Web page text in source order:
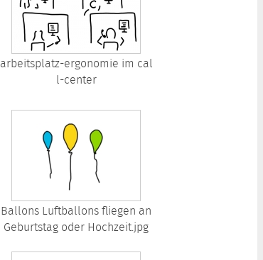
arbeitsplatz-ergonomie im cal
l-center
Ballons Luftballons fliegen an
Geburtstag oder Hochzeit.jpg